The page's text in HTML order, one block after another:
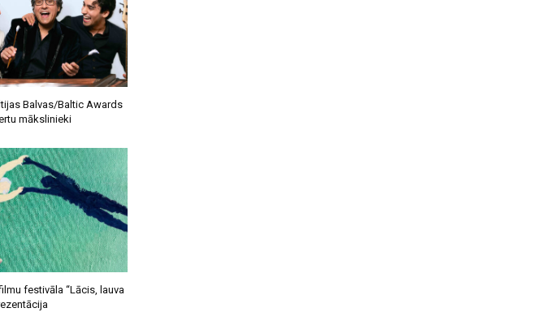
Balvas/Baltic Awards
mākslinieki
festivāla “Lācis, lauva